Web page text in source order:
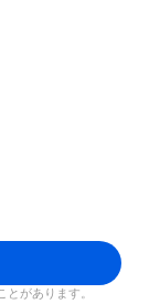
があります。